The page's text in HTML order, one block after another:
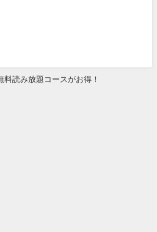
料読み放題コースがお得！